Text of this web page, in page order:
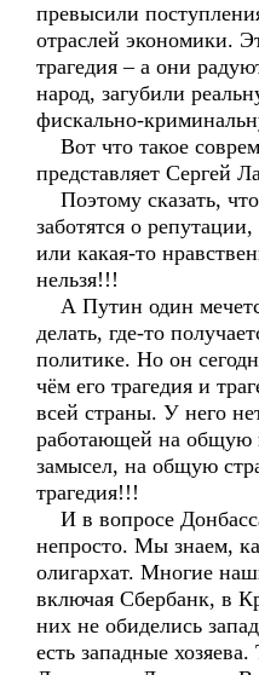
превысили
отраслей экономики.
трагедия – а они
народ, загубили
фискально-
Вот что такое
представляет Сергей
Поэтому сказать,
заботятся о
или какая-то
нельзя!!!
А Путин один
делать, где-то
политике. Но он
чём его трагедия и
всей страны. У него
работающей на общую
замысел, на общую
трагедия!!!
И в вопросе
непросто. Мы знаем,
олигархат. Многие
включая Сбербанк, в
них не обиделись
есть западные